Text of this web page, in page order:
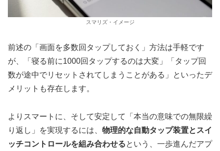
スマリズ・イメージ
前述の「画面を多数回タップしておく」方法は手軽です
が、「寝る前に1000回タップするのは大変」「タップ回
数が途中でリセットされてしまうことがある」といったデ
メリットも存在します。
よりスマートに、そして安定して「本当の意味での無限繰
り返し」を実現するには、 物理的な自動タップ装置とスイ
ッチコントロールを組み合わせるという、一歩進んだアプ